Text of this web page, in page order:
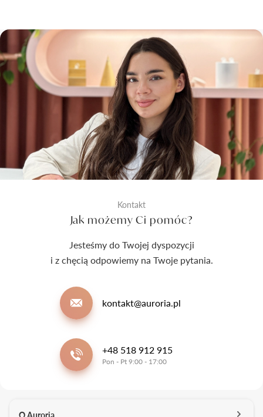
Kontakt
Jak możemy Ci pomóc?
Jesteśmy do Twojej dyspozycji
i z chęcią odpowiemy na Twoje pytania.
kontakt@auroria.pl
+48 518 912 915
Pon - Pt 9:00 - 17:00
O Auroria